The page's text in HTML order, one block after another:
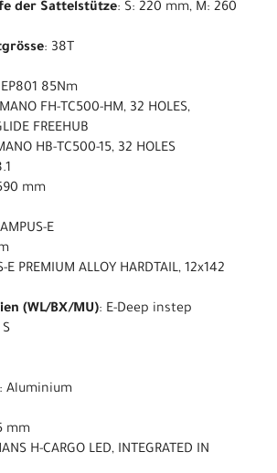
der Sattelstütze: S: 220 mm, M: 260
: 38T
85Nm
FH-TC500-HM, 32 HOLES,
FREEHUB
HB-TC500-15, 32 HOLES
mm
E
E PREMIUM ALLOY HARDTAIL, 12x142
(WL/BX/MU): E-Deep instep
S
: Aluminium
mm
H-CARGO LED, INTEGRATED IN